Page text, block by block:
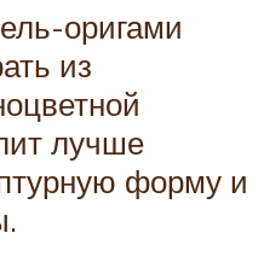
оригами
из
лучше
форму и